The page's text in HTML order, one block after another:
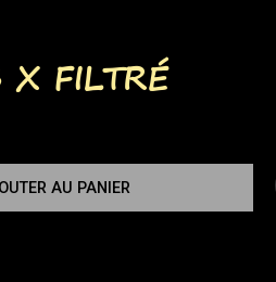
FILTRÉ
AU PANIER